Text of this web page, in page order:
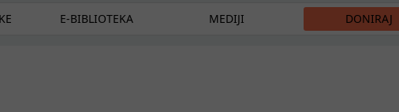
E-BIBLIOTEKA MEDIJI DONIRAJ